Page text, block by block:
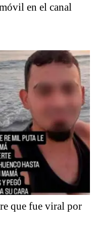
en el canal
que fue viral por